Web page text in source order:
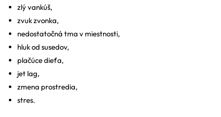
zlý vankúš,
zvuk zvonka,
nedostatočná tma v miestnosti,
hluk od susedov,
plačúce dieťa,
jet lag,
zmena prostredia,
stres.